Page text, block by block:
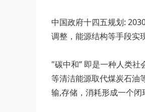
中国政府十四五规划:
调整，能源结构等手段实
"碳中和” 即是一种人类
等清洁能源取代煤炭石油
输,存储，消耗形成一个闭